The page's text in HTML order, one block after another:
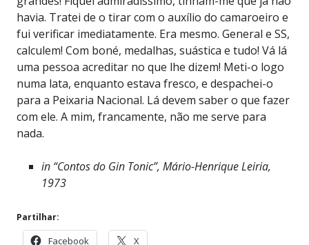
havia. Tratei de o tirar com o auxílio do camaroeiro e
fui verificar imediatamente. Era mesmo. General e SS,
calculem! Com boné, medalhas, suástica e tudo! Vá lá
uma pessoa acreditar no que lhe dizem! Meti-o logo
numa lata, enquanto estava fresco, e despachei-o
para a Peixaria Nacional. Lá devem saber o que fazer
com ele. A mim, francamente, não me serve para
nada.
in “Contos do Gin Tonic”, Mário-Henrique Leiria,
1973
Partilhar:
Facebook X